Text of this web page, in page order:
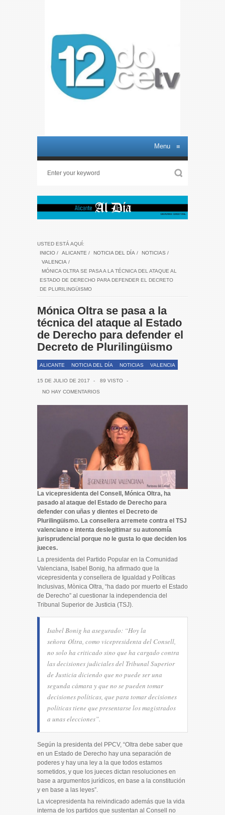
Menu ≡
USTED ESTÁ AQUÍ:
INICIO / ALICANTE / NOTICIA DEL DÍA / NOTICIAS /
VALENCIA /
MÓNICA OLTRA SE PASA A LA TÉCNICA DEL ATAQUE AL
ESTADO DE DERECHO PARA DEFENDER EL DECRETO
DE PLURILINGÜISMO
Mónica Oltra se pasa a la
técnica del ataque al Estado
de Derecho para defender el
Decreto de Plurilingüismo
ALICANTE NOTICIA DEL DÍA NOTICIAS VALENCIA
15 DE JULIO DE 2017 - 89 VISTO
-
NO HAY COMENTARIOS
La vicepresidenta del Consell, Mónica Oltra, ha
pasado al ataque del Estado de Derecho para
defender con uñas y dientes el Decreto de
Plurilingüismo. La consellera arremete contra el TSJ
valenciano e intenta deslegitimar su autonomía
jurisprudencial porque no le gusta lo que deciden los
jueces.
La presidenta del Partido Popular en la Comunidad
Valenciana, Isabel Bonig, ha afirmado que la
vicepresidenta y consellera de Igualdad y Políticas
Inclusivas, Mònica Oltra , “ha dado por muerto el Estado
de Derecho” al cuestionar la independencia del
Tribunal Superior de Justicia (TSJ).
Isabel Bonig ha asegurado: “Hoy la
señora Oltra, como vicepresidenta del Consell,
no solo ha criticado sino que ha cargado contra
las decisiones judiciales del Tribunal Superior
de Justicia diciendo que no puede ser una
segunda cámara y que no se pueden tomar
decisiones políticas, que para tomar decisiones
políticas tiene que presentarse los magistrados
a unas elecciones”.
Según la presidenta del PPCV, “Oltra debe saber que
en un Estado de Derecho hay una separación de
poderes y hay una ley a la que todos estamos
sometidos, y que los jueces dictan resoluciones en
base a argumentos jurídicos, en base a la constitución
y en base a las leyes”.
La vicepresidenta ha reivindicado además que la vida
interna de los partidos que sustentan al Consell no